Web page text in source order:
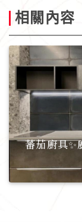
相關內容
蕃茄廚具